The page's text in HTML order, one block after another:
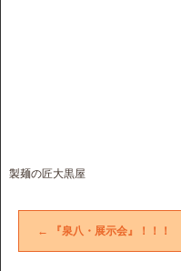
製麺の匠大黒屋
← 『泉八・展示会』！！！